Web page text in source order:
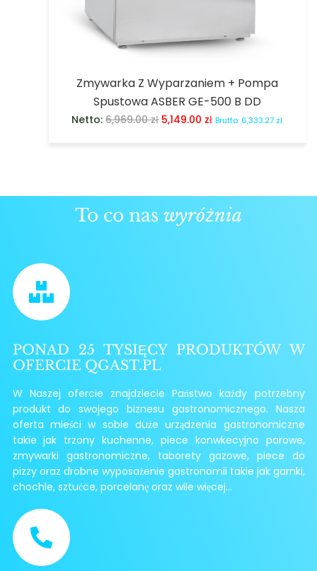
Zmywarka Z Wyparzaniem + Pompa
Spustowa ASBER GE-500 B DD
Netto:6,969.00zł 5,149.00 zł Brutto: 6,333.27 zł
To co nas wyróżnia
PONAD 25 TYSIĘCY PRODUKTÓW W
OFERCIE QGAST.PL
W Naszej ofercie znajdziecie Państwo każdy potrzebny
produkt do swojego biznesu gastronomicznego. Nasza
oferta mieści w sobie duże urządzenia gastronomiczne
takie jak trzony kuchenne, piece konwkecyjno parowe,
zmywarki gastronomiczne, taborety gazowe, piece do
pizzy oraz drobne wyposażenie gastronomii takie jak garnki,
chochle, sztućce, porcelanę oraz wile więcej...